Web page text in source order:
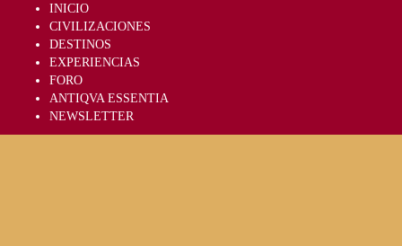
INICIO
CIVILIZACIONES
DESTINOS
EXPERIENCIAS
FORO
ANTIQVA ESSENTIA
NEWSLETTER